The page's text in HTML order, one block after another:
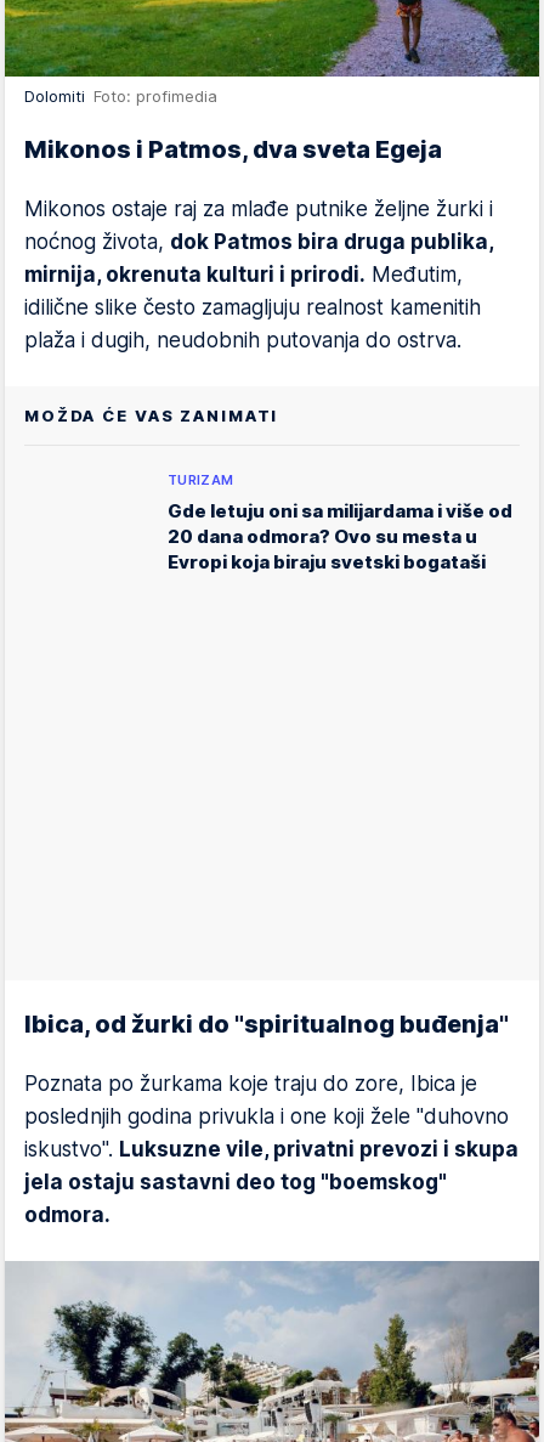
Dolomiti Foto: profimedia
Mikonos i Patmos, dva sveta Egeja
Mikonos ostaje raj za mlađe putnike željne žurki i
noćnog života, dok Patmos bira druga publika,
mirnija, okrenuta kulturi i prirodi. Međutim,
idilične slike često zamagljuju realnost kamenitih
plaža i dugih, neudobnih putovanja do ostrva.
MOŽDA ĆE VAS ZANIMATI
TURIZAM
Gde letuju oni sa milijardama i više od
20 dana odmora? Ovo su mesta u
Evropi koja biraju svetski bogataši
Ibica, od žurki do "spiritualnog buđenja"
Poznata po žurkama koje traju do zore, Ibica je
poslednjih godina privukla i one koji žele "duhovno
iskustvo". Luksuzne vile, privatni prevozi i skupa
jela ostaju sastavni deo tog "boemskog"
odmora.